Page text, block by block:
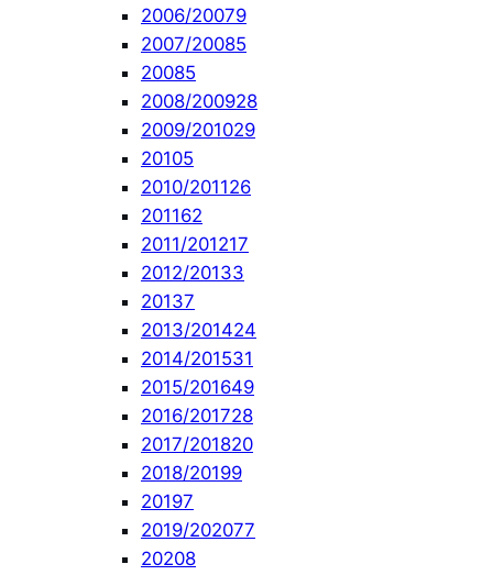
2006/20079
2007/20085
20085
2008/200928
2009/201029
20105
2010/201126
201162
2011/201217
2012/20133
20137
2013/201424
2014/201531
2015/201649
2016/201728
2017/201820
2018/20199
20197
2019/202077
20208